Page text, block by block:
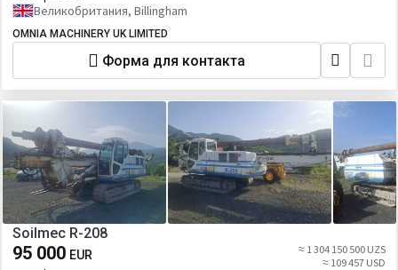
Великобритания, Billingham
OMNIA MACHINERY UK LIMITED
Форма для контакта
Soilmec R-208
95 000 EUR
≈ 1 304 150 500 UZS
≈ 109 457 USD